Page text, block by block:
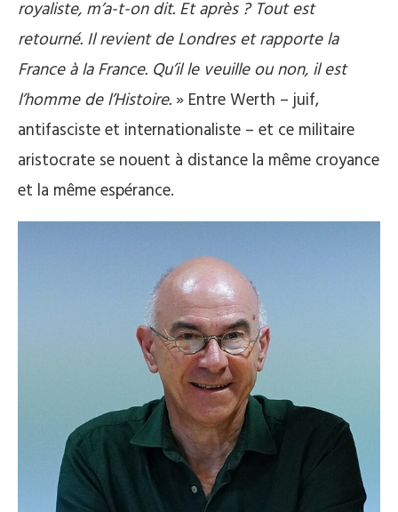
royaliste, m’a-t-on dit. Et après ? Tout est
retourné. Il revient de Londres et rapporte la
France à la France. Qu’il le veuille ou non, il est
l’homme de l’Histoire. » Entre Werth – juif,
antifasciste et internationaliste – et ce militaire
aristocrate se nouent à distance la même croyance
et la même espérance.